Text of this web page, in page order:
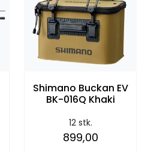
Shimano Buckan EV
BK-016Q Khaki
12 stk.
899,00